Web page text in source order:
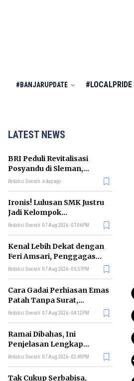
#BANJARUPDATE #LOCALPRIDE
LATEST NEWS
BRI Peduli Revitalisasi
Posyandu di Sleman,
Dorong Penurunan
Redaksi Daerah a day ago
Ironis! Lulusan SMK Justru
Jadi Kelompok
Pengangguran Terbanyak
Redaksi Daerah 07 Aug 2026 - 07:06PM
Kenal Lebih Dekat dengan
Feri Amsari, Penggagas
Kabinet Bayangan
Redaksi Daerah 07 Aug 2026 - 05:57PM
Cara Gadai Perhiasan Emas
Patah Tanpa Surat,
Ternyata Tetap Bisa!
Redaksi Daerah 07 Aug 2026 - 04:12PM
Ramai Dibahas, Ini
Penjelasan Lengkap
tentang Konsep Kabinet
Redaksi Daerah 07 Aug 2026 - 02:49PM
Tak Cukup Serbabisa,